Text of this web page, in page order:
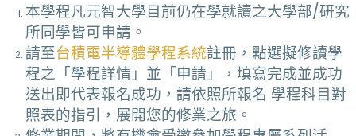
本學程凡元智大學目前仍在學就讀之大學部/研究
所同學皆可申請。
請至台積電半導體學程系統註冊，點選擬修讀學
程之「學程詳情」並「申請」，填寫完成並成功
送出即代表報名成功，請依照所報名 學程科目對
照表的指引，展開您的修業之旅。